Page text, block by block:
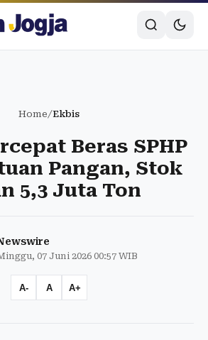
Home/Ekbis
Beras SPHP
Pangan, Stok
5,3 Juta Ton
07 Juni 2026 00:57 WIB
A- A A+